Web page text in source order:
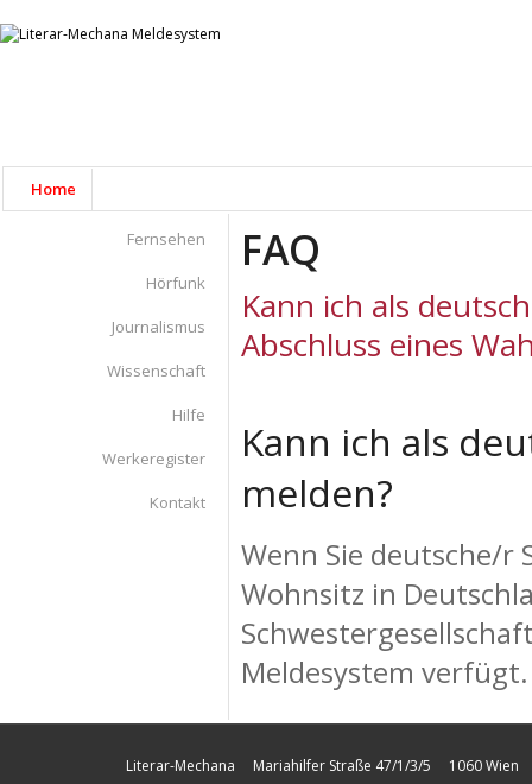
Home
Fernsehen
Hörfunk
Journalismus
Wissenschaft
Hilfe
Werkeregister
Kontakt
FAQ
Kann ich als
Abschluss eines
Kann ich als
melden?
Wenn Sie deutsche/r
Wohnsitz in
Meldesystem verfügt.
Literar-Mechana Mariahilfer Straße 47/1/3/5 1060 Wien